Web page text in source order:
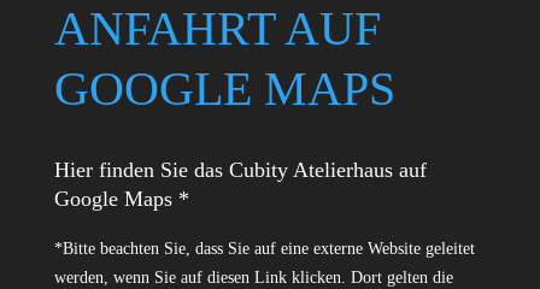
ANFAHRT AUF
GOOGLE MAPS
Hier finden Sie das Cubity Atelierhaus auf
Google Maps *
*Bitte beachten Sie, dass Sie auf eine externe Website geleitet
werden, wenn Sie auf diesen Link klicken. Dort gelten die